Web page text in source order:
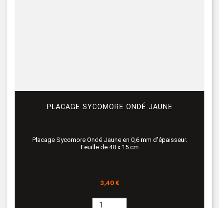
PLACAGE SYCOMORE ONDÉ JAUNE
Placage Sycomore Ondé Jaune en 0,6 mm d'épaisseur.
Feuille de 48 x 15 cm
Prix
3,40 €